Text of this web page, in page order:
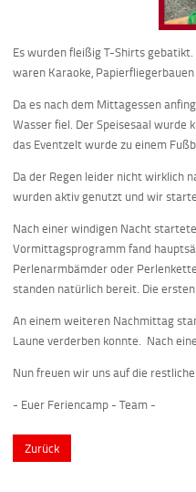
Es wurden fleißig T-Shirts
waren Karaoke,
Da es nach dem Mittagessen
Wasser fiel. Der Speisesaal wurde
das Eventzelt wurde zu einem
Da der Regen leider nicht wirklich
wurden aktiv genutzt und wir
Nach einer windigen Nacht
Vormittagsprogramm fand
Perlenarmbämder oder
standen natürlich bereit. Die
An einem weiteren Nachmittag
Laune verderben konnte. Nach
Nun freuen wir uns auf die
- Euer Feriencamp - Team -
Zurück